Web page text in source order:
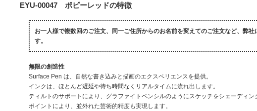
EYU-00047 ポピーレッドの特徴
お一人様で複数回のご注文、同一ご住所からのお名前を変えてのご注文など、弊
す。
無限の創造性
Surface Pen は、自然な書き込みと描画のエクスペリエンスを提供。
インクは、ほとんど遅延や待ち時間なくリアルタイムに流れ出します。
ティルトのサポートにより、グラファイトペンシルのようにスケッチをシェーディ
ポイントにより、並外れた芸術的精度も実現します。